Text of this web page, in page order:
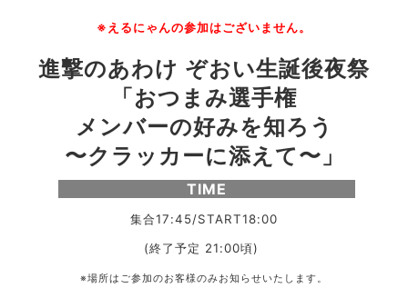
※えるにゃんの参加はございません。
進撃のあわけ ぞおい生誕後夜祭
「おつまみ選手権
メンバーの好みを知ろう
〜クラッカーに添えて〜」
TIME
集合17:45/START18:00
(終了予定 21:00頃)
※場所はご参加のお客様のみお知らせいたします。